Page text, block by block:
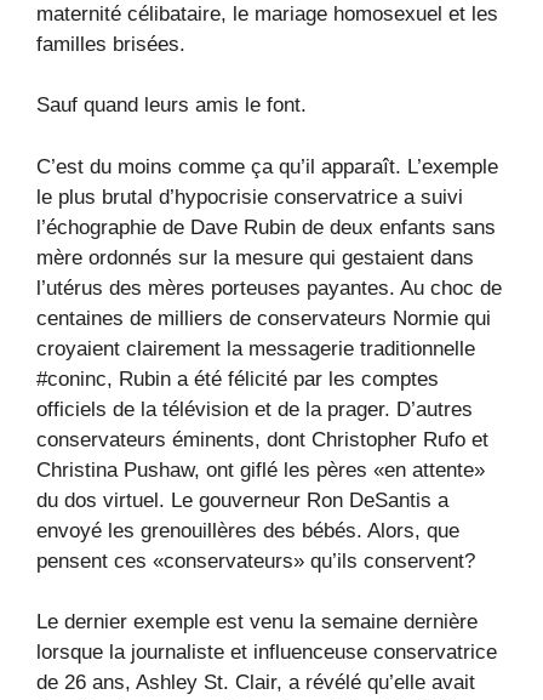
maternité célibataire, le mariage homosexuel et les
familles brisées.
Sauf quand leurs amis le font.
C’est du moins comme ça qu’il apparaît. L’exemple
le plus brutal d’hypocrisie conservatrice a suivi
l’échographie de Dave Rubin de deux enfants sans
mère ordonnés sur la mesure qui gestaient dans
l’utérus des mères porteuses payantes. Au choc de
centaines de milliers de conservateurs Normie qui
croyaient clairement la messagerie traditionnelle
#coninc, Rubin a été félicité par les comptes
officiels de la télévision et de la prager. D’autres
conservateurs éminents, dont Christopher Rufo et
Christina Pushaw, ont giflé les pères «en attente»
du dos virtuel. Le gouverneur Ron DeSantis a
envoyé les grenouillères des bébés. Alors, que
pensent ces «conservateurs» qu’ils conservent?
Le dernier exemple est venu la semaine dernière
lorsque la journaliste et influenceuse conservatrice
de 26 ans, Ashley St. Clair, a révélé qu’elle avait